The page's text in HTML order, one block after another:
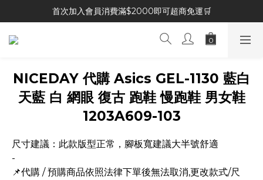
首次加入會員消費滿$2000即可超商免運🛒
NICEDAY 代購 Asics GEL-1130 藍白
天藍 白 網眼 復古 跑鞋 慢跑鞋 男女鞋
1203A609-103
尺寸建議：此款版型正常，腳板寬建議大半號舒適
-
📌代購 / 預購商品依照法律下單後無法取消,更改款式/尺